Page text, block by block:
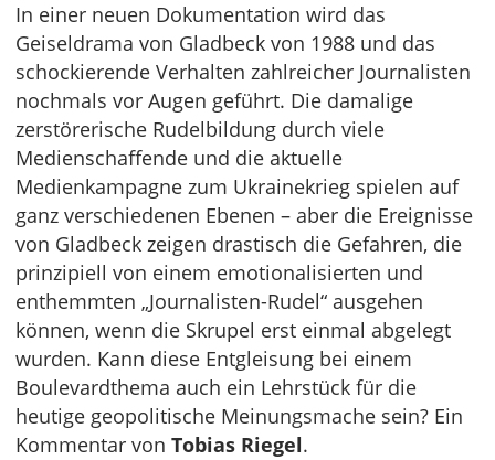
In einer neuen Dokumentation wird das
Geiseldrama von Gladbeck von 1988 und das
schockierende Verhalten zahlreicher Journalisten
nochmals vor Augen geführt. Die damalige
zerstörerische Rudelbildung durch viele
Medienschaffende und die aktuelle
Medienkampagne zum Ukrainekrieg spielen auf
ganz verschiedenen Ebenen – aber die Ereignisse
von Gladbeck zeigen drastisch die Gefahren, die
prinzipiell von einem emotionalisierten und
enthemmten „Journalisten-Rudel“ ausgehen
können, wenn die Skrupel erst einmal abgelegt
wurden. Kann diese Entgleisung bei einem
Boulevardthema auch ein Lehrstück für die
heutige geopolitische Meinungsmache sein? Ein
Kommentar von Tobias Riegel.